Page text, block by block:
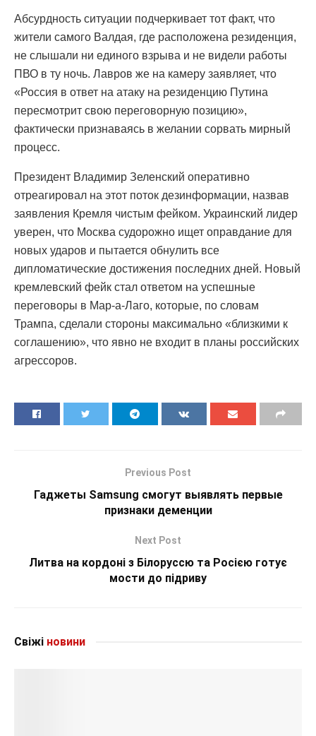
Абсурдность ситуации подчеркивает тот факт, что
жители самого Валдая, где расположена резиденция,
не слышали ни единого взрыва и не видели работы
ПВО в ту ночь. Лавров же на камеру заявляет, что
«Россия в ответ на атаку на резиденцию Путина
пересмотрит свою переговорную позицию»,
фактически признаваясь в желании сорвать мирный
процесс.
Президент Владимир Зеленский оперативно
отреагировал на этот поток дезинформации, назвав
заявления Кремля чистым фейком. Украинский лидер
уверен, что Москва судорожно ищет оправдание для
новых ударов и пытается обнулить все
дипломатические достижения последних дней. Новый
кремлевский фейк стал ответом на успешные
переговоры в Мар-а-Лаго, которые, по словам
Трампа, сделали стороны максимально «близкими к
соглашению», что явно не входит в планы российских
агрессоров.
Previous Post
Гаджеты Samsung смогут выявлять первые
признаки деменции
Next Post
Литва на кордоні з Білоруссю та Росією готує
мости до підриву
Свіжі новини